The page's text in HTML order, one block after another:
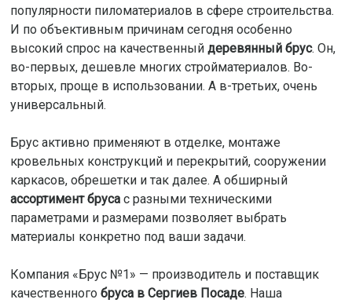
популярности пиломатериалов в сфере строительства.
И по объективным причинам сегодня особенно
высокий спрос на качественный деревянный брус. Он,
во-первых, дешевле многих стройматериалов. Во-
вторых, проще в использовании. А в-третьих, очень
универсальный.
Брус активно применяют в отделке, монтаже
кровельных конструкций и перекрытий, сооружении
каркасов, обрешетки и так далее. А обширный
ассортимент брусас разными техническими
параметрами и размерами позволяет выбрать
материалы конкретно под ваши задачи.
Компания «Брус №1» — производитель и поставщик
качественного бруса в Сергиев Посаде. Наша